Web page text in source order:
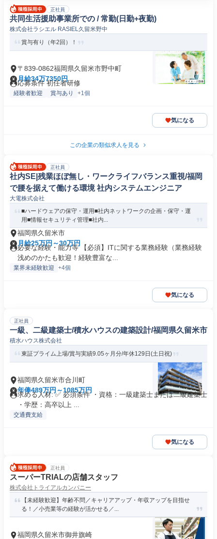
正社員
共同生活援助事業所での / 常勤(日勤+夜勤)
株式会社ラシエル RASIEL久留米野中
賞与有り（年2回）！
〒839-0862福岡県久留米市野中町
月給34万7350円
応募条件 初任者研修
経験者歓迎 賞与あり +1個
気になる
この企業の類似求人を見る
正社員
社内SE|残業ほぼ無し・ワークライフバランス重視/福岡
で腰を据えて働ける環境 社内システムエンジニア
大電株式会社
■ハードウェアの保守・運用■社内ネットワークの企画・保守・運
用■情報セキュリティ管理■社内...
福岡県久留米市
月給25万円～30万円
必要な経験・能力等 【必須】ITに関する業務経験（業務経験
浅めのかたも歓迎！経験豊富な...
業界未経験歓迎 +4個
気になる
正社員
一級、二級建築士/積水ハウスの建築設計/福岡県久留米市
積水ハウス株式会社
東証プライム上場/賞与実績9.05ヶ月分/年休129日(土日祝)
福岡県久留米市合川町
年俸489万円～1085万円
求める人材: ✅ 必須条件 ・資格：一級建築士または二級建築士
・学歴：高卒以上 ...
交通費支給
気になる
正社員
スーパーTRIALの店舗スタッフ
株式会社トライアルカンパニー
【未経験歓迎】年齢不問／キャリアアップ・年収アップを目指せ
る！／小売業等の経験が活かせる／...
福岡県久留米市御井旗崎